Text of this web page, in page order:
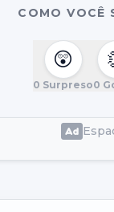
COMO VOCÊ
😲
0 Surpreso0